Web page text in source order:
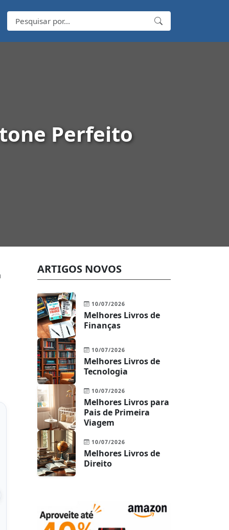
Perfeito
5 Stagioni -
Farinha Le 5 Stagioni tipo
00 Napolitana 1kg
ARTIGOS NOVOS
10/07/2026
Melhores Livros de
Finanças
10/07/2026
Melhores Livros de
Tecnologia
10/07/2026
Melhores Livros para
Pais de Primeira
Viagem
10/07/2026
Melhores Livros de
Direito